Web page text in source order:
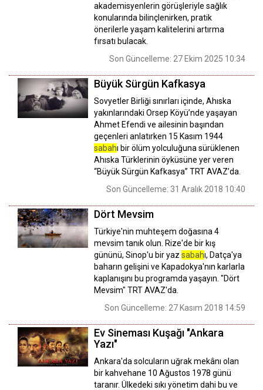
akademisyenlerin görüşleriyle sağlık
konularında bilinçlenirken, pratik
önerilerle yaşam kalitelerini artırma
fırsatı bulacak.
Son Güncelleme: 27 Ekim 2025 10:34
Büyük Sürgün Kafkasya
Sovyetler Birliği sınırları içinde, Ahıska
yakınlarındaki Orsep Köyü’nde yaşayan
Ahmet Efendi ve ailesinin başından
geçenleri anlatırken 15 Kasım 1944
sabahı bir ölüm yolculuğuna sürüklenen
Ahıska Türklerinin öyküsüne yer veren
“Büyük Sürgün Kafkasya” TRT AVAZ’da.
Son Güncelleme: 31 Aralık 2018 10:40
Dört Mevsim
Türkiye'nin muhteşem doğasına 4
mevsim tanık olun. Rize'de bir kış
gününü, Sinop'u bir yaz sabahı, Datça'ya
baharın gelişini ve Kapadokya'nın karlarla
kaplanışını bu programda yaşayın. "Dört
Mevsim" TRT AVAZ'da.
Son Güncelleme: 27 Kasım 2018 14:59
Ev Sineması Kuşağı "Ankara
Yazı"
Ankara'da solcuların uğrak mekânı olan
bir kahvehane 10 Ağustos 1978 günü
taranır. Ülkedeki sıkı yönetim dahi bu ve